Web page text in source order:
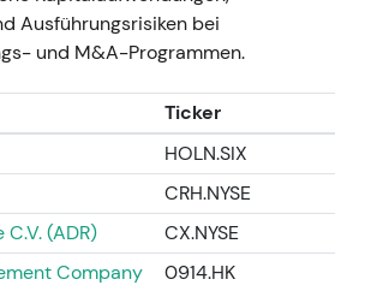
in eine erneute mehrmonatige
die Nachhaltigkeits- und
einzupreisen
baute sich durch 2023
.
—
Abschluss des
evoZero und
Ausführungsrisiken bei
und M&A-Programmen.
Ticker
HOLN.SIX
CRH.NYSE
C.V. (ADR)
CX.NYSE
Company
0914.HK